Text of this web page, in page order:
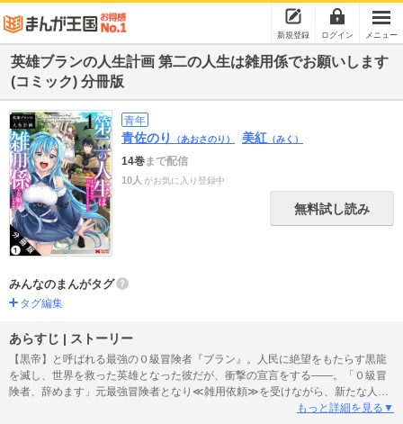
新規登録 ログイン メニュー
英雄ブランの人生計画 第二の人生は雑用係でお願いします
(コミック) 分冊版
青年
青佐のり （あおさのり） 美紅 （みく）
14巻まで配信
10人 がお気に入り登録中
無料試し読み
みんなのまんがタグ
タグ編集
あらすじ | ストーリー
【黒帝】と呼ばれる最強の０級冒険者『ブラン』。人民に絶望をもたらす黒龍
を滅し、世界を救った英雄となった彼だが、衝撃の宣言をする――。「０級冒
険者、辞めます」元最強冒険者となり≪雑用依頼≫を受けながら、新たな人生
もっと詳細を見る▼